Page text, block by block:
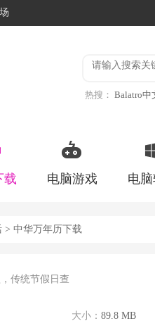
热搜： Balatro中
载 电脑游戏 电
> 中华万年历下载
传统节假日查
大小： 89.8 MB